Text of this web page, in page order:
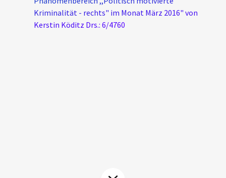
Veranstaltungen
Pressemitteilungen
Projektbeschreibung
Kriminalität - rechts" im Monat März 2016" von
Kerstin Köditz Drs.: 6/4760